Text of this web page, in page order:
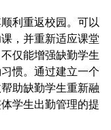
利重返校园。可以
，并重新适应课堂
仅能增强缺勤学生
惯。通过建立一个
助缺勤学生重新融
学生出勤管理的提